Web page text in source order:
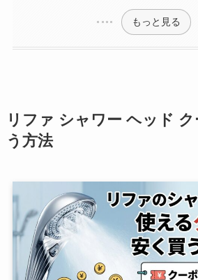
もっと見る
リファ シャワー ヘッド
う方法